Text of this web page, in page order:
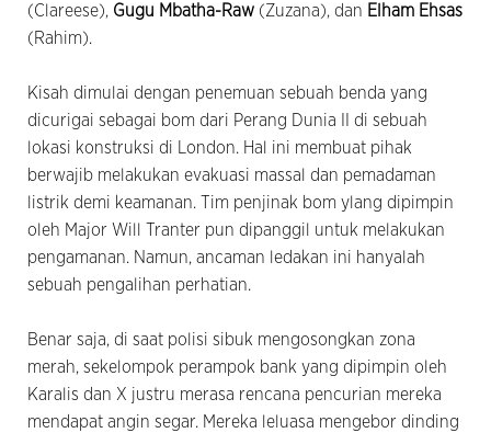
(Clareese), Gugu Mbatha-Raw (Zuzana), dan Elham Ehsas
(Rahim).
Kisah dimulai dengan penemuan sebuah benda yang
dicurigai sebagai bom dari Perang Dunia II di sebuah
lokasi konstruksi di London. Hal ini membuat pihak
berwajib melakukan evakuasi massal dan pemadaman
listrik demi keamanan. Tim penjinak bom ylang dipimpin
oleh Major Will Tranter pun dipanggil untuk melakukan
pengamanan. Namun, ancaman ledakan ini hanyalah
sebuah pengalihan perhatian.
Benar saja, di saat polisi sibuk mengosongkan zona
merah, sekelompok perampok bank yang dipimpin oleh
Karalis dan X justru merasa rencana pencurian mereka
mendapat angin segar. Mereka leluasa mengebor dinding